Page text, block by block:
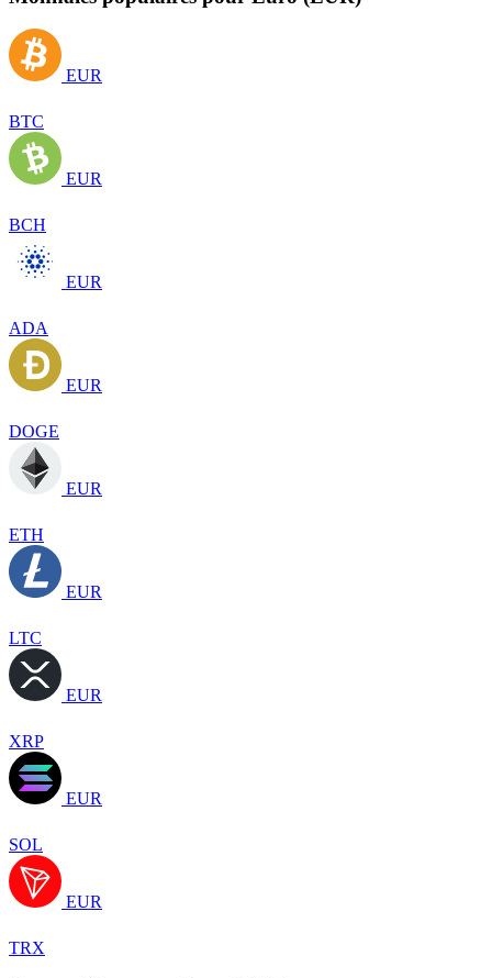
EUR
BTC
EUR
BCH
EUR
ADA
EUR
DOGE
EUR
ETH
EUR
LTC
EUR
XRP
EUR
SOL
EUR
TRX